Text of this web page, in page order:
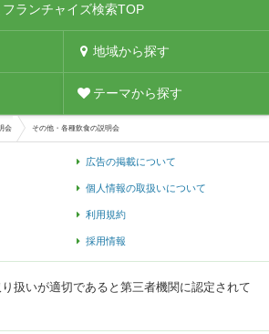
フランチャイズ検索TOP
地域から探す
テーマから探す
会 その他・各種飲食の説明会
広告の掲載について
個人情報の取扱いについて
利用規約
採用情報
扱いが適切であると第三者機関に認定されて